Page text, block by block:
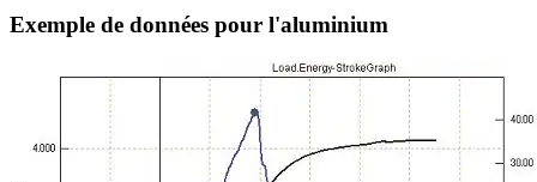
Exemple de données pour l'aluminium